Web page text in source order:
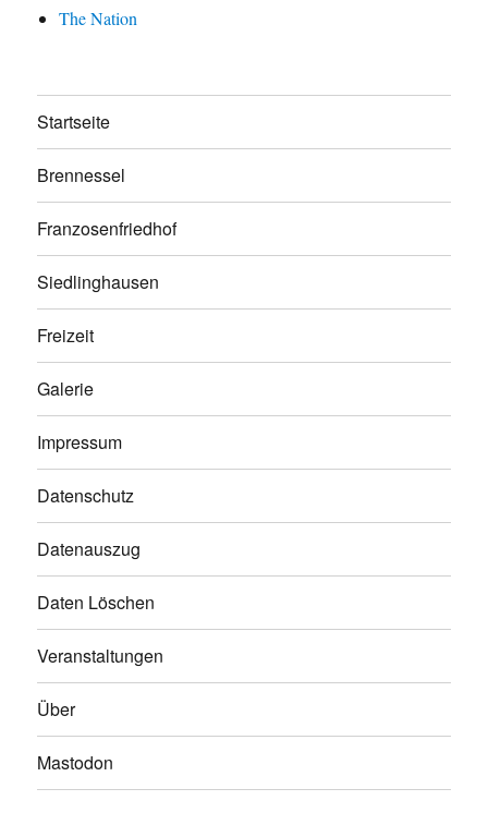
The Nation
Startseite
Brennessel
Franzosenfriedhof
Siedlinghausen
Freizeit
Galerie
Impressum
Datenschutz
Datenauszug
Daten Löschen
Veranstaltungen
Über
Mastodon